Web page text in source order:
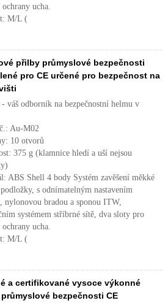
ochrany ucha.
M/L (
přilby průmyslové bezpečnosti
pro CE určené pro bezpečnost na
váš odborník na bezpečnostní helmu v
Au-M02
10 otvorů
375 g (klamnice hledí a uší nejsou
ABS Shell 4 body Systém zavěšení měkké
s odnímatelným nastavením
nylonovou bradou a sponou ITW,
systémem stříbrné sítě, dva sloty pro
ochrany ucha.
M/L (
a certifikované vysoce výkonné
bezpečnosti CE